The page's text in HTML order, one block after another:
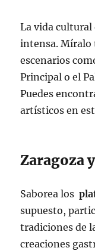
La vida cultural
intensa. Míralo
escenarios
Principal o el
Puedes
artísticos en
Zaragoza
Saborea los
supuesto,
tradiciones de
creaciones